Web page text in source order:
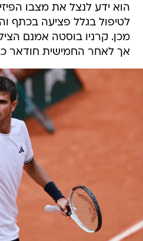
הוא ידע לנצל את מצבו
לטיפול בגלל פציעה
מכן. קרניו בוסטה אמנם
אך לאחר החמישית חודאר